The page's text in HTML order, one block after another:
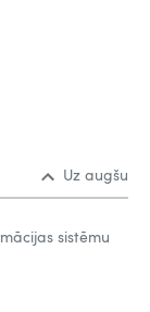
Uz augšu
sistēmu